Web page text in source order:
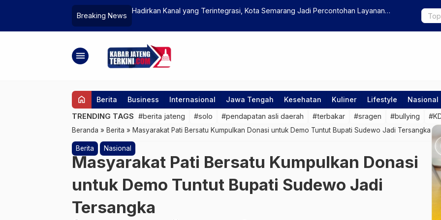
Breaking News
Ribuan Pelari Ramaikan Mangkunegaran Run 2026, Dukung Promosi Sport
Microsoft
Energi
menu
home Berita Business Internasional Jawa Tengah Kesehatan Kuliner Lifestyle Nasional
TRENDING TAGS #berita jateng #solo #pendapatan asli daerah #terbakar #sragen #bullying
Beranda » Berita » Masyarakat Pati Bersatu Kumpulkan Donasi untuk Demo Tuntut Bupati Sudewo Jadi Tersangka
Berita Nasional
Masyarakat Pati Bersatu Kumpulkan Donasi
untuk Demo Tuntut Bupati Sudewo Jadi
Tersangka